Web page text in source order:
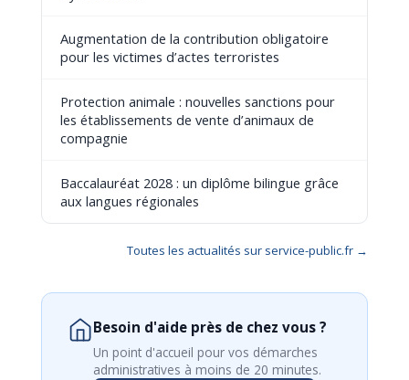
Augmentation de la contribution obligatoire
pour les victimes d’actes terroristes
Protection animale : nouvelles sanctions pour
les établissements de vente d’animaux de
compagnie
Baccalauréat 2028 : un diplôme bilingue grâce
aux langues régionales
Toutes les actualités sur service-public.fr →
Besoin d'aide près de chez vous ?
Un point d'accueil pour vos démarches
administratives à moins de 20 minutes.